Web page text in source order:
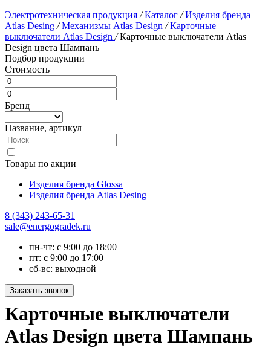
Электротехническая продукция / Каталог / Изделия бренда
Atlas Desing / Механизмы Atlas Design / Карточные
выключатели Atlas Design / Карточные выключатели Atlas
Design цвета Шампань
Подбор продукции
Стоимость
Бренд
Название, артикул
Товары по акции
Изделия бренда Glossa
Изделия бренда Atlas Desing
8 (343) 243-65-31
sale@energogradek.ru
пн-чт: с 9:00 до 18:00
пт: с 9:00 до 17:00
сб-вс: выходной
Карточные выключатели
Atlas Design цвета Шампань